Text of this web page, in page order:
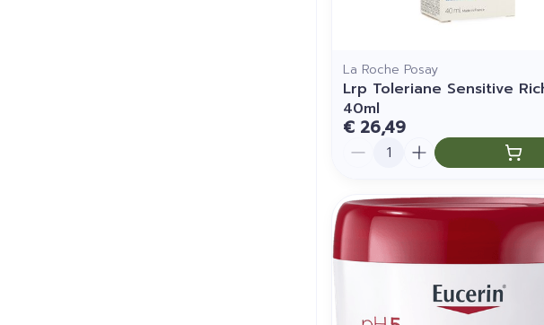
La Roche Posay
Lrp Toleriane Sensitive
40ml
€ 26,49
Aantal